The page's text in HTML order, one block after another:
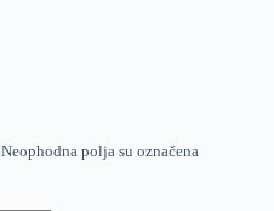
Neophodna polja su označena